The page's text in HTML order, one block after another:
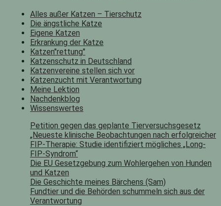
Alles außer Katzen – Tierschutz
Die ängstliche Katze
Eigene Katzen
Erkrankung der Katze
Katzen"rettung"
Katzenschutz in Deutschland
Katzenvereine stellen sich vor
Katzenzucht mit Verantwortung
Meine Lektion
Nachdenkblog
Wissenswertes
Petition gegen das geplante Tierversuchsgesetz
„Neueste klinische Beobachtungen nach erfolgreicher
FIP-Therapie: Studie identifiziert mögliches „Long-
FIP-Syndrom“
Die EU Gesetzgebung zum Wohlergehen von Hunden
und Katzen
Die Geschichte meines Bärchens (Sam)
Fundtier und die Behörden schummeln sich aus der
Verantwortung